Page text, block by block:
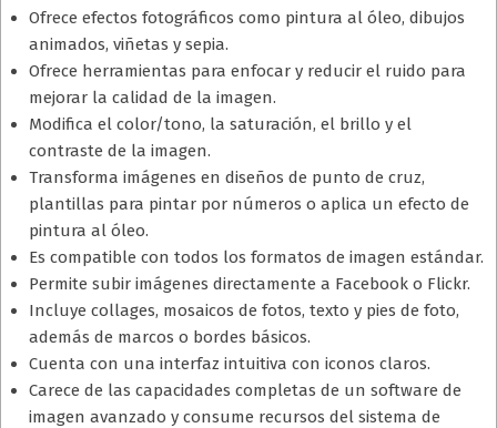
Ofrece efectos fotográficos como pintura al óleo, dibujos
animados, viñetas y sepia.
Ofrece herramientas para enfocar y reducir el ruido para
mejorar la calidad de la imagen.
Modifica el color/tono, la saturación, el brillo y el
contraste de la imagen.
Transforma imágenes en diseños de punto de cruz,
plantillas para pintar por números o aplica un efecto de
pintura al óleo.
Es compatible con todos los formatos de imagen estándar.
Permite subir imágenes directamente a Facebook o Flickr.
Incluye collages, mosaicos de fotos, texto y pies de foto,
además de marcos o bordes básicos.
Cuenta con una interfaz intuitiva con iconos claros.
Carece de las capacidades completas de un software de
imagen avanzado y consume recursos del sistema de